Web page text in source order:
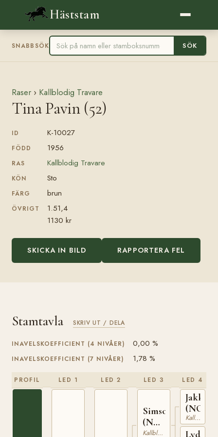
Häststam
SNABBSÖK SÖK
Raser › Kallblodig Travare
Tina Pavin (52)
ID K-10027
FÖDD 1956
RAS Kallblodig Travare
KÖN Sto
FÄRG brun
ÖVRIGT
1.51,4
1130 kr
SKICKA IN BILD RAPPORTERA FEL
Stamtavla SKRIV UT / DELA
INAVELSKOEFFICIENT (4 NIVÅER) 0,00 %
INAVELSKOEFFICIENT (7 NIVÅER) 1,78 %
PROFIL LED 1 LED 2 LED 3
Simson
(NO)
T-67Kallblodig Travare
LED 4
Jakken
(NO)
Kallblodig Travare
Lydia